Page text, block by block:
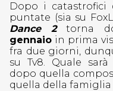
Dopo i
puntate (sia su
Dance 2torna
gennaio in prima
fra due giorni,
su Tv8. Quale
dopo quella
quella della famiglia